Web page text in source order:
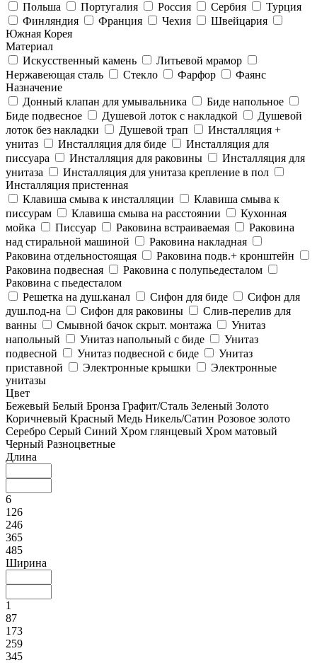
Польша
Португалия Россия Сербия
Турция
Финляндия
Франция Чехия
Швейцария
Южная Корея
Материал
Искусственный камень
Литьевой мрамор
Нержавеющая сталь
Стекло Фарфор
Фаянс
Назначение
Донный клапан для умывальника
Биде напольное
Биде подвесное
Душевой лоток с накладкой
Душевой
лоток без накладки
Душевой трап
Инсталляция +
унитаз
Инсталляция для биде
Инсталляция для
писсуара
Инсталляция для раковины
Инсталляция для
унитаза
Инсталляция для унитаза крепление в пол
Инсталляция пристенная
Клавиша смыва к инсталляции
Клавиша смыва к
писсурам
Клавиша смыва на расстоянии
Кухонная
мойка
Писсуар Раковина встраиваемая
Раковина
над стиральной машиной
Раковина накладная
Раковина отдельностоящая
Раковина подв.+ кронштейн
Раковина подвесная
Раковина с полупьедесталом
Раковина с пьедесталом
Решетка на душ.канал
Сифон для биде
Сифон для
душ.под-на
Сифон для раковины
Слив-перелив для
ванны
Смывной бачок скрыт. монтажа
Унитаз
напольный
Унитаз напольный с биде
Унитаз
подвесной
Унитаз подвесной с биде
Унитаз
приставной
Электронные крышки
Электронные
унитазы
Цвет
Бежевый Белый Бронза Графит/Сталь Зеленый Золото
Коричневый Красный Медь Никель/Сатин Розовое золото
Серебро Серый Синий Хром глянцевый Хром матовый
Черный Разноцветные
Длина
6
126
246
365
485
Ширина
1
87
173
259
345